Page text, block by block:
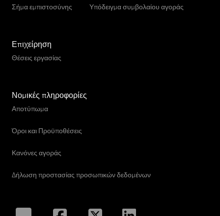
Σήμα εμπιστοσύνης Υπόδειγμα συμβολαίου αγοράς
Επιχείρηση
Θέσεις εργασίας
Νομικές πληροφορίες
Αποτύπωμα
Όροι και Προϋποθέσεις
Κανόνες αγοράς
Δήλωση προστασίας προσωπικών δεδομένων